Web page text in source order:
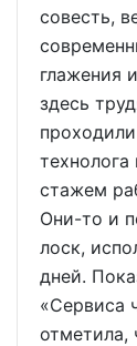
совесть,
глажения
здесь
стажем
Они-то и
лоск,
дней.
«Сервиса
отметила,